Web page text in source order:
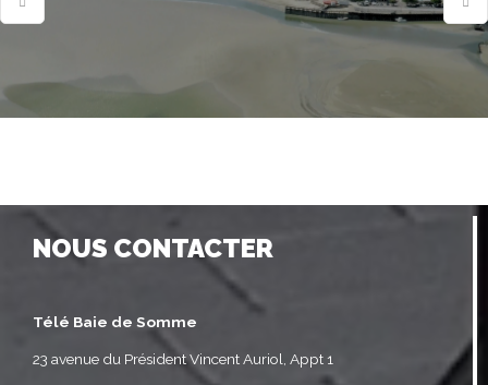
NOUS CONTACTER
Télé Baie de Somme
23 avenue du Président Vincent Auriol, Appt 1